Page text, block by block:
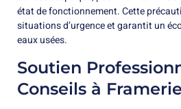
état de fonctionnement. Cette
situations d’urgence et garantit un
eaux usées.
Soutien
Conseils à